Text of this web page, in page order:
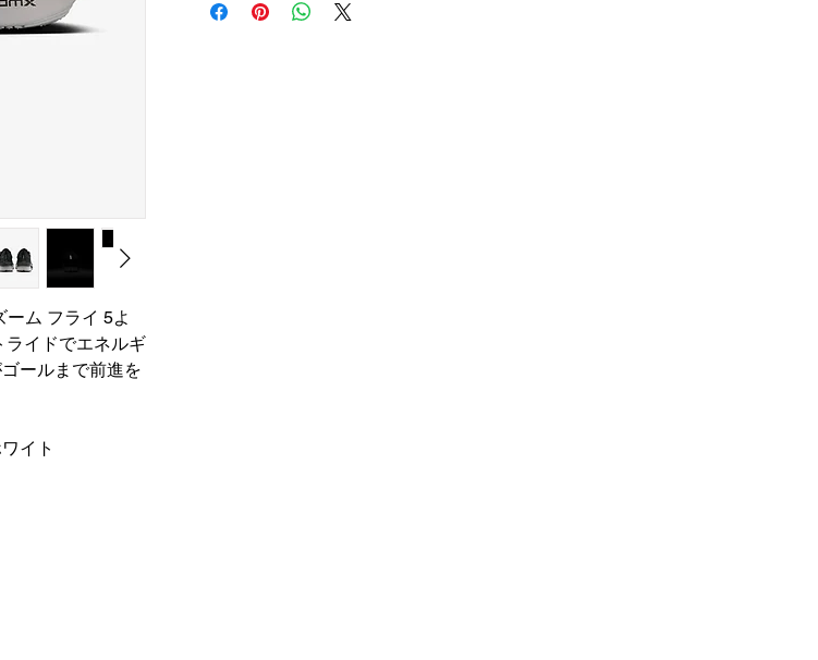
ム フライ 5よ
ライドでエネルギ
ールまで前進を
イト
以内の返信を心がけております。